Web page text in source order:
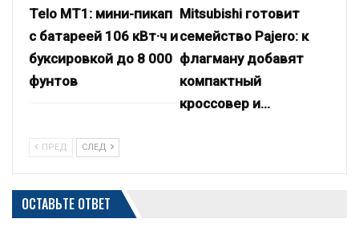
Telo MT1: мини-пикап
с батареей 106 кВт·ч и
буксировкой до 8 000
фунтов
Mitsubishi готовит
семейство Pajero: к
флагману добавят
компактный
кроссовер и…
ПРЕД СЛЕД
ОСТАВЬТЕ ОТВЕТ